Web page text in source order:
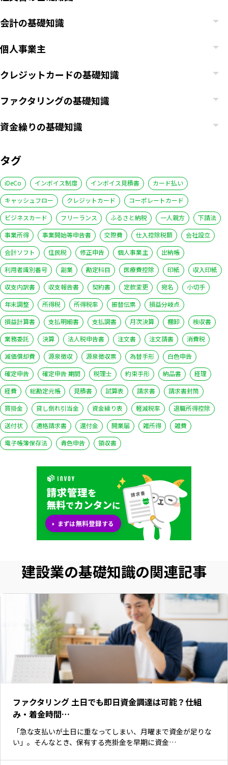
会計の基礎知識
個人事業主
クレジットカードの基礎知識
ファクタリングの基礎知識
資金繰りの基礎知識
タグ
iDeCo インボイス制度 インボイス見積書
カード払い
キャッシュフロー
クレジットカード
コーポレートカード
ビジネスカード
フリーランス ふるさと納税 一人親方
下請法
事業所得
事業開始等申告書 交際費 仕入控除税額
会社設立
会計ソフト
住民税 修正申告 個人事業主
出納帳
利用者識別番号
副業 勘定科目 医療費控除 印紙
収入印紙
収支内訳書
収支報告書 契約書 定款変更 宛名
小切手
年末調整
所得税 所得税率 振替伝票
損益分岐点
損益計算書
支払明細書 支払調書 月次決算 棚卸
検収書
業務委託
決算 法人税申告書 注文書 注文請書
消費税
減価償却費
源泉徴収 源泉徴収票 為替手形
白色申告
確定申告
確定申告 期間 税理士 約束手形 納品書
経理
経費
総勘定元帳 見積書 試算表 請求書
請求書封筒
買掛金
貸し倒れ引当金 資金繰り表 軽減税率
退職所得控除
送付状
適格請求書 還付金 開業届 雑所得
雑費
電子帳簿保存法
青色申告 領収書
建設業の基礎知識の関連記事
ファクタリング 土日でも即日資金調達は可能？仕組
み・着金時間…
「急な支払いが土日に重なってしまい、月曜まで資金が足りな
い」。そんなとき、保有する売掛金を早期に資金…